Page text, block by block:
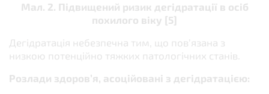
Мал. 2. Підвищений ризик дегідратації в осіб
похилого віку [5]
Дегідратація небезпечна тим, що пов’язана з
низкою потенційно тяжких патологічних станів.
Розлади здоров’я, асоційовані з дегідратацією: